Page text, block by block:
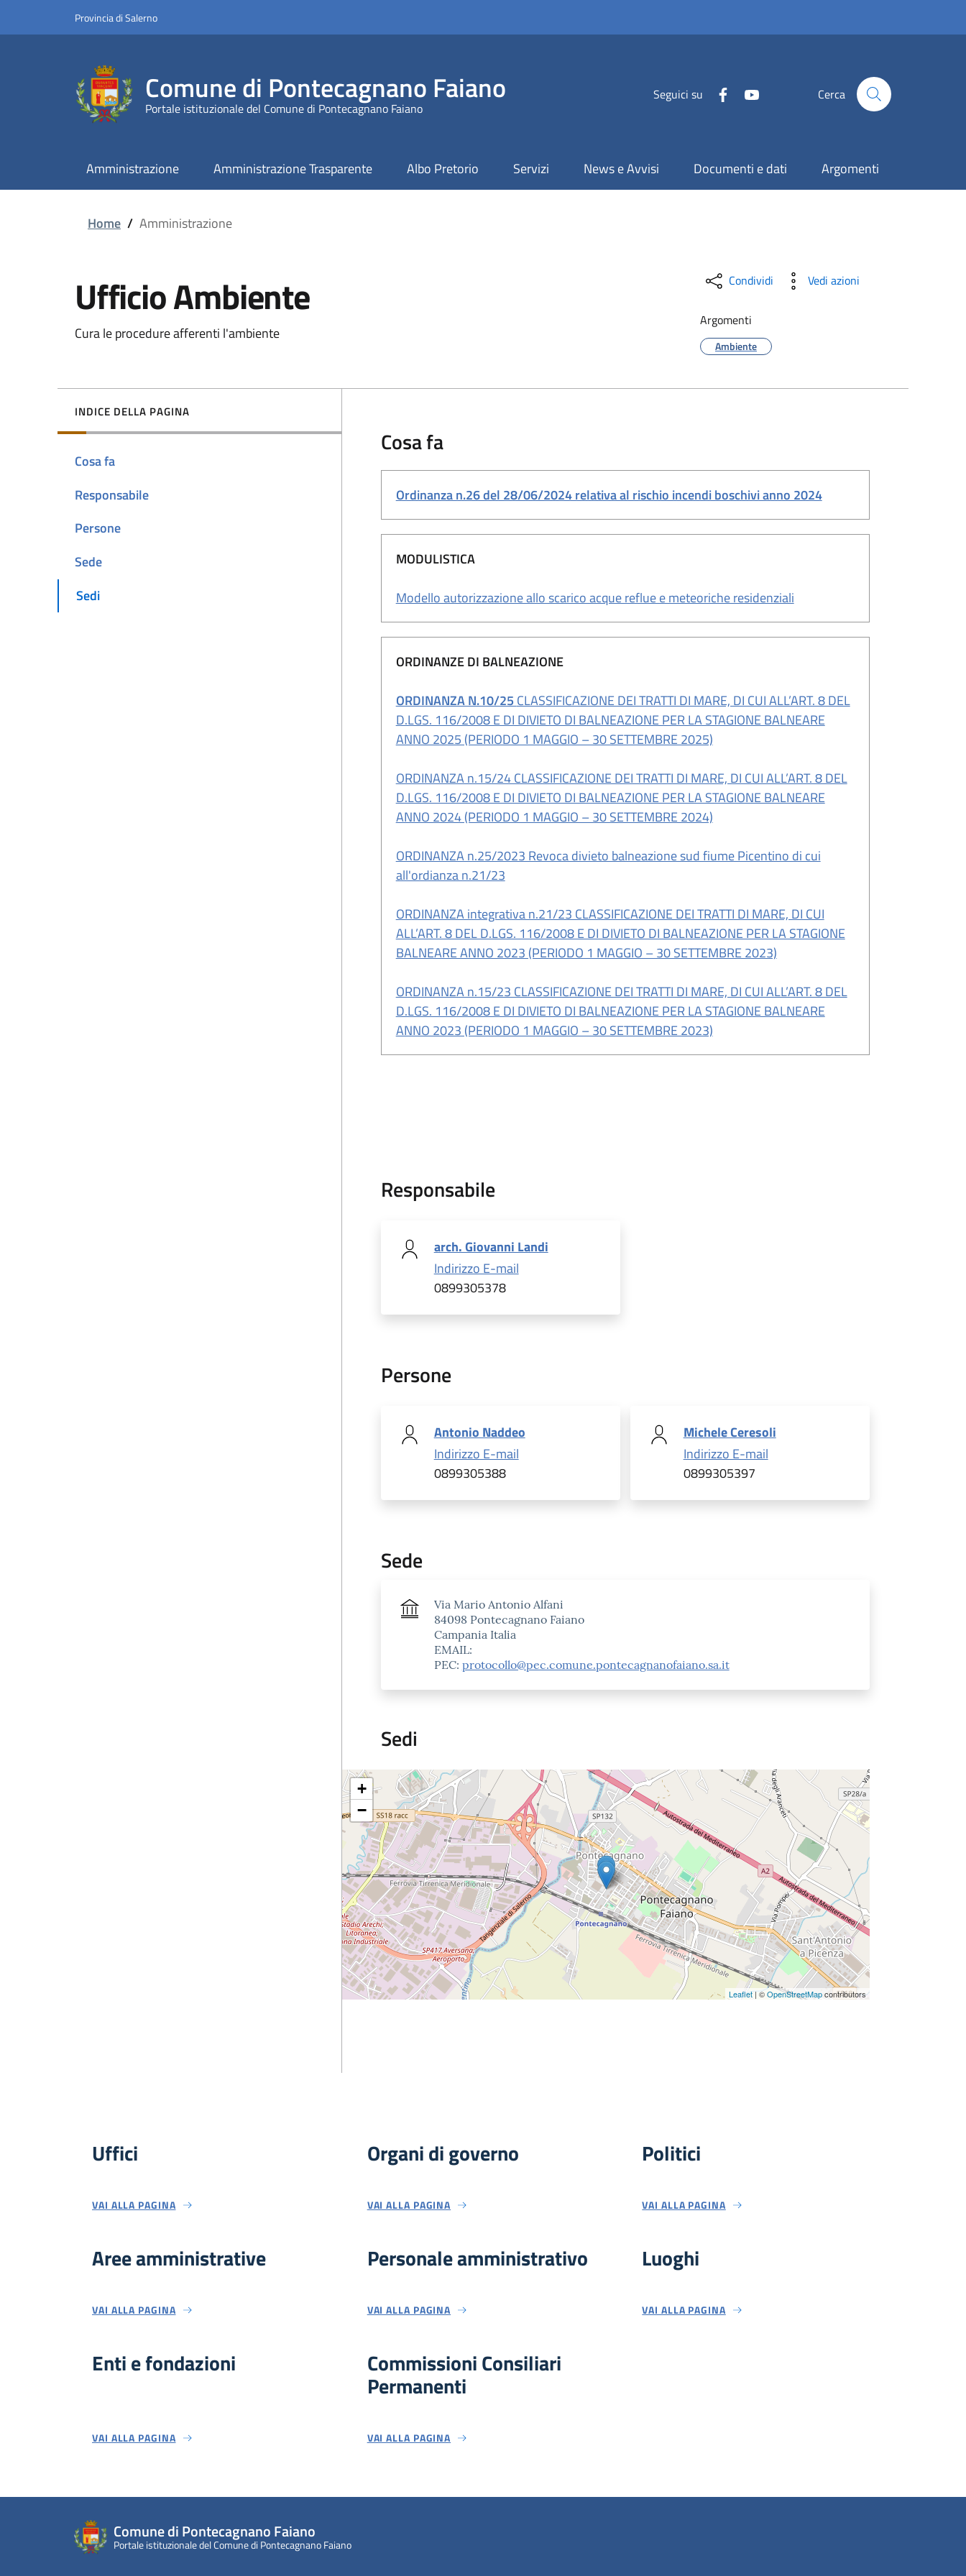
Provincia di Salerno
Comune di Pontecagnano Faiano
Portale istituzionale del Comune di Pontecagnano Faiano
Seguici su Cerca
Amministrazione Amministrazione Trasparente Albo Pretorio Servizi News e Avvisi Documenti e dati Argomenti
Home / Amministrazione
Ufficio Ambiente
Cura le procedure afferenti l'ambiente
Condividi Vedi azioni
Argomenti
Ambiente
INDICE DELLA PAGINA
Cosa fa
Responsabile
Persone
Sede
Sedi
Cosa fa
Ordinanza n.26 del 28/06/2024 relativa al rischio incendi boschivi anno 2024
MODULISTICA
Modello autorizzazione allo scarico acque reflue e meteoriche residenziali
ORDINANZE DI BALNEAZIONE
ORDINANZA N.10/25 CLASSIFICAZIONE DEI TRATTI DI MARE, DI CUI ALL’ART. 8 DEL
D.LGS. 116/2008 E DI DIVIETO DI BALNEAZIONE PER LA STAGIONE BALNEARE
ANNO 2025 (PERIODO 1 MAGGIO – 30 SETTEMBRE 2025)
ORDINANZA n.15/24 CLASSIFICAZIONE DEI TRATTI DI MARE, DI CUI ALL’ART. 8 DEL
D.LGS. 116/2008 E DI DIVIETO DI BALNEAZIONE PER LA STAGIONE BALNEARE
ANNO 2024 (PERIODO 1 MAGGIO – 30 SETTEMBRE 2024)
ORDINANZA n.25/2023 Revoca divieto balneazione sud fiume Picentino di cui
all'ordianza n.21/23
ORDINANZA integrativa n.21/23 CLASSIFICAZIONE DEI TRATTI DI MARE, DI CUI
ALL’ART. 8 DEL D.LGS. 116/2008 E DI DIVIETO DI BALNEAZIONE PER LA STAGIONE
BALNEARE ANNO 2023 (PERIODO 1 MAGGIO – 30 SETTEMBRE 2023)
ORDINANZA n.15/23 CLASSIFICAZIONE DEI TRATTI DI MARE, DI CUI ALL’ART. 8 DEL
D.LGS. 116/2008 E DI DIVIETO DI BALNEAZIONE PER LA STAGIONE BALNEARE
ANNO 2023 (PERIODO 1 MAGGIO – 30 SETTEMBRE 2023)
Responsabile
arch. Giovanni Landi
Indirizzo E-mail
0899305378
Persone
Antonio Naddeo
Indirizzo E-mail
0899305388
Michele Ceresoli
Indirizzo E-mail
0899305397
Sede
Via Mario Antonio Alfani
84098 Pontecagnano Faiano
Campania Italia
EMAIL:
PEC: protocollo@pec.comune.pontecagnanofaiano.sa.it
Sedi
+
−
Leaflet| ©OpenStreetMapcontributors
Uffici
VAI ALLA PAGINA
Organi di governo
VAI ALLA PAGINA
Politici
VAI ALLA PAGINA
Aree amministrative
VAI ALLA PAGINA
Personale amministrativo
VAI ALLA PAGINA
Luoghi
VAI ALLA PAGINA
Enti e fondazioni
VAI ALLA PAGINA
Commissioni Consiliari
Permanenti
VAI ALLA PAGINA
Comune di Pontecagnano Faiano
Portale istituzionale del Comune di Pontecagnano Faiano